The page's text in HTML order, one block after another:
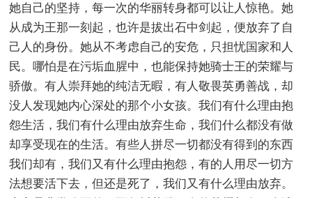
她自己的坚持，每一次的华丽转身都可以让人惊艳。她
从成为王那一刻起，也许是拔出石中剑起，便放弃了自
己人的身份。她从不考虑自己的安危，只担忧国家和人
民。哪怕是在污垢血腥中，也能保持她骑士王的荣耀与
骄傲。有人崇拜她的纯洁无暇，有人敬畏英勇善战，却
没人发现她内心深处的那个小女孩。我们有什么理由抱
怨生活，我们有什么理由放弃生命，我们什么都没有做
却享受现在的生活。有些人拼尽一切都没有得到的东西
我们却有，我们又有什么理由抱怨，有的人用尽一切方
法想要活下去，但还是死了，我们又有什么理由放弃。